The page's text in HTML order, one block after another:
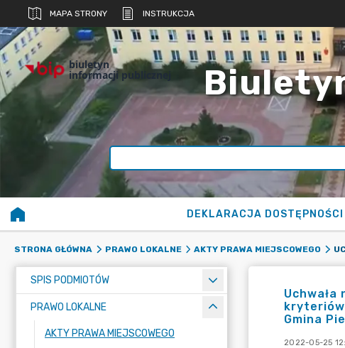
MAPA STRONY INSTRUKCJA
biuletyn
informacji publicznej
DEKLARACJA DOSTĘPNOŚCI
STRONA GŁÓWNA PRAWO LOKALNE AKTY PRAWA MIEJSCOWEGO
SPIS PODMIOTÓW
PRAWO LOKALNE
AKTY PRAWA MIEJSCOWEGO
Uchwała
Gmina
2022-05-25